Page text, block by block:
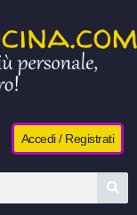
Accedi / Registrati